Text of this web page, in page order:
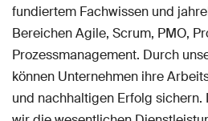
fundiertem Fachwissen und
Bereichen Agile, Scrum, PMO,
Prozessmanagement. Durch
können Unternehmen ihre
und nachhaltigen Erfolg sichern.